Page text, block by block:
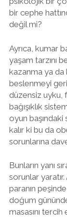
bir cephe
değil mi?
Ayrıca, kumar
yaşam tarzını
kazanma ya da
beslenmeyi geri
düzensiz uyku,
bağışıklık
oyun
kalır ki bu da
sorunlarına
Bunların yanı
sorunlar
paranın
doğum
masasını